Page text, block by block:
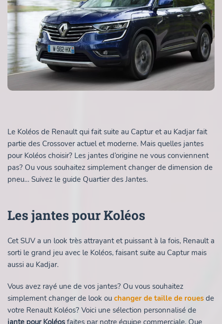
Le Koléos de Renault qui fait suite au Captur et au Kadjar fait
partie des Crossover actuel et moderne. Mais quelles jantes
pour Koléos choisir? Les jantes d’origine ne vous conviennent
pas? Ou vous souhaitez simplement changer de dimension de
pneu… Suivez le guide Quartier des Jantes.
Les jantes pour Koléos
Cet SUV a un look très attrayant et puissant à la fois, Renault a
sorti le grand jeu avec le Koléos, faisant suite au Captur mais
aussi au Kadjar.
Vous avez rayé une de vos jantes? Ou vous souhaitez
simplement changer de look ou changer de taille de roues de
votre Renault Koléos? Voici une sélection personnalisé de
jante pour Koléos faites par notre équipe commerciale. Que